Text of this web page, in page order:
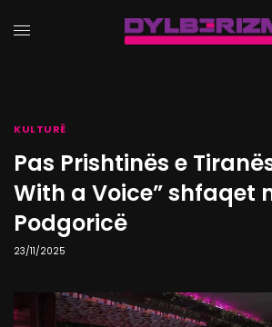
KULTURË
Pas Prishtinës e
With a Voice” shfaqet
Podgoricë
23/11/2025